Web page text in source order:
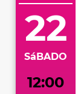
22
SáBADO
12:00